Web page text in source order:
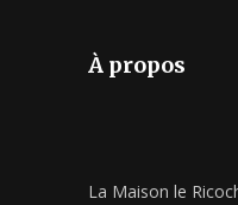
À propos
La Maison le